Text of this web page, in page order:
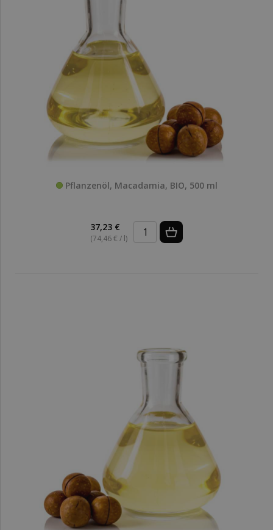
Pflanzenöl, Macadamia, BIO, 500 ml
37,23 €
(74,46 € / l)